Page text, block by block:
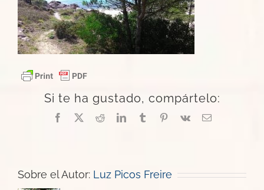
Si te ha gustado, compártelo:
Facebook
X RedditLinkedInTumblrPinterest
Vk
Correo
Sobre el Autor: Luz Picos Freire